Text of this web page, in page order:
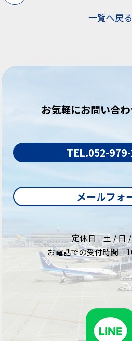
一覧へ戻る
お気軽にお問い合
TEL.052-
メールフォ
定休日 土 / 日 /
お電話での受付時間